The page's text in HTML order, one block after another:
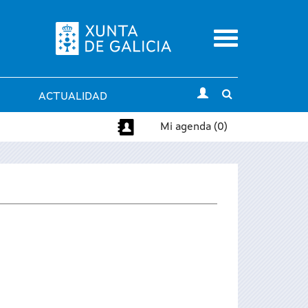
Menu
ACTUALIDAD
search
Mi agenda (0)